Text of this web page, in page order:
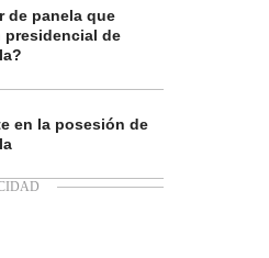
de panela que
de
en la posesión de